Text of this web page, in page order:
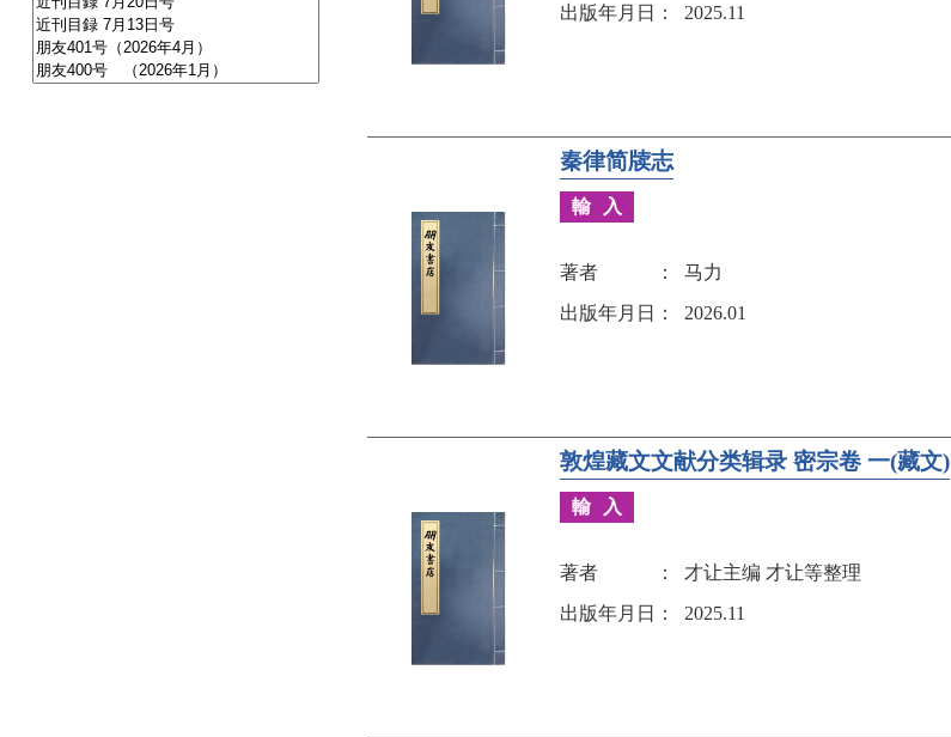
出版年月日
2025.11
秦律简牍志
輸入
著者 马力
出版年月日
2026.01
敦煌藏文文献分类辑录 密宗卷 一(藏文)
輸入
著者 才让主编 才让等整理
出版年月日
2025.11